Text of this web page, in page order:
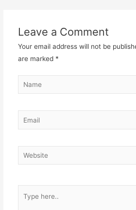
Leave a Comment
Your email address will not be
are marked *
Name
Email
Website
here..